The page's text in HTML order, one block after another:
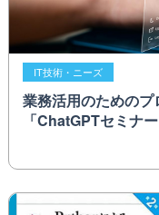
IT技術・ニーズ
業務活用のための
「ChatGPTセミナ